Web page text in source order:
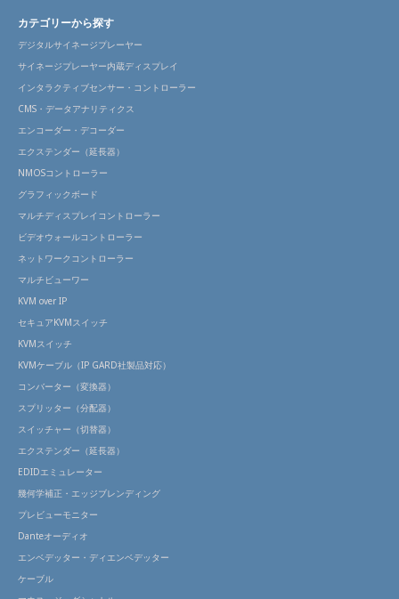
カテゴリーから探す
デジタルサイネージプレーヤー
サイネージプレーヤー内蔵ディスプレイ
インタラクティブセンサー・コントローラー
CMS・データアナリティクス
エンコーダー・デコーダー
エクステンダー（延長器）
NMOSコントローラー
グラフィックボード
マルチディスプレイコントローラー
ビデオウォールコントローラー
ネットワークコントローラー
マルチビューワー
KVM over IP
セキュアKVMスイッチ
KVMスイッチ
KVMケーブル（IP GARD社製品対応）
コンバーター（変換器）
スプリッター（分配器）
スイッチャー（切替器）
エクステンダー（延長器）
EDIDエミュレーター
幾何学補正・エッジブレンディング
プレビューモニター
Danteオーディオ
エンベデッター・ディエンベデッター
ケーブル